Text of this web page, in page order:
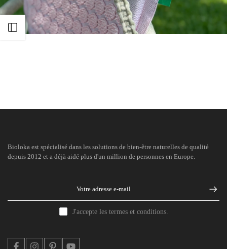
Ouvrir la barre latérale
Bioloka est spécialisé dans les solutions de bien-être naturelles de qualité
depuis 2012 et a déjà aidé plus d'un million de personnes en Europe.
J'accepte les termes et conditions.